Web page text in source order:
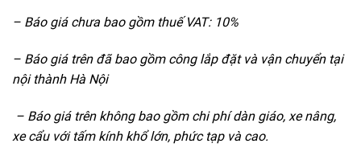
– Báo giá chưa bao gồm thuế VAT: 10%
– Báo giá trên đã bao gồm công lắp đặt và vận chuyển tại
nội thành Hà Nội
– Báo giá trên không bao gồm chi phí dàn giáo, xe nâng,
xe cẩu với tấm kính khổ lớn, phức tạp và cao.